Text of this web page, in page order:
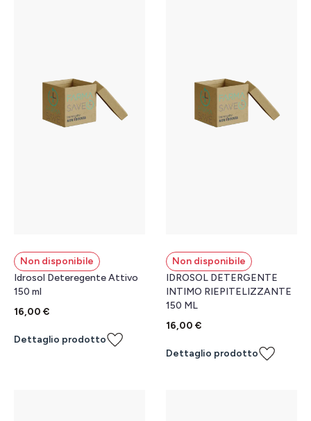
Non disponibile
Idrosol Deteregente Attivo
150 ml
16,00 €
Dettaglio prodotto
Non disponibile
IDROSOL DETERGENTE
INTIMO RIEPITELIZZANTE
150 ML
16,00 €
Dettaglio prodotto